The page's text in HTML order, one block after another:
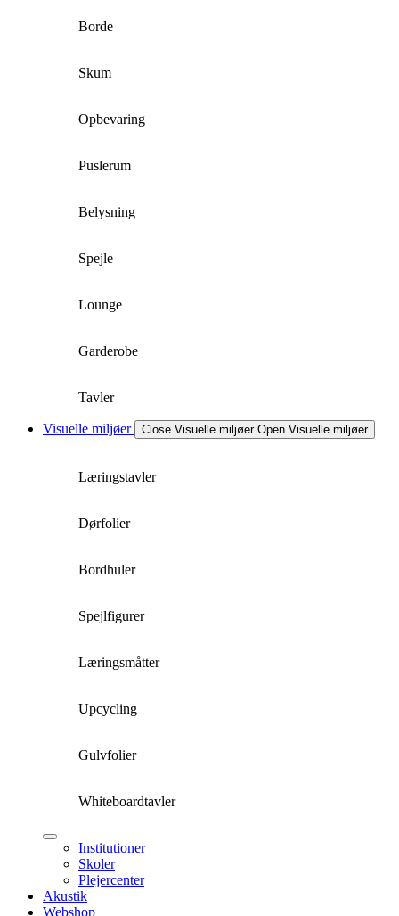
Borde
Skum
Opbevaring
Puslerum
Belysning
Spejle
Lounge
Garderobe
Tavler
Visuelle miljøer Close Visuelle miljøer Open Visuelle miljøer
Læringstavler
Dørfolier
Bordhuler
Spejlfigurer
Læringsmåtter
Upcycling
Gulvfolier
Whiteboardtavler
Institutioner
Skoler
Plejercenter
Akustik
Webshop